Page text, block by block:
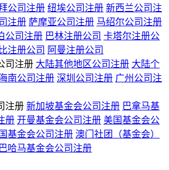
公司注册 纽埃公司注册 新西兰公司注
注册 萨摩亚公司注册 马绍尔公司注册
公司注册 巴林注册公司 卡塔尔注册公
注册公司 阿曼注册公司
司注册 大陆其他地区公司注册 大陆个
南公司注册 深圳公司注册 广州公司注
注册 新加坡基金会公司注册 巴拿马基
册 开曼基金会公司注册 美国基金会公
基金会公司注册 澳门社团（基金会）
巴哈马基金会公司注册